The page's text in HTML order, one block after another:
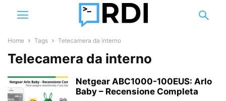
Home Tags Telecamera da interno
Telecamera da interno
Netgear ABC1000-100EUS: Arlo
Baby – Recensione Completa